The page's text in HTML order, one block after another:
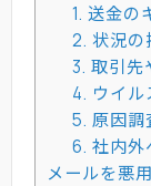
1. 送金の
2. 状況の
3. 取引先
4. ウイル
5. 原因調
6. 社内外
メールを悪